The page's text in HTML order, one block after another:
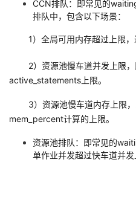
CCN排队：即常见的
排队中，包含以下场景：
1）全局可用内存超过上限，
2）资源池慢车道并发上限
active_statements 上限。
3）资源池慢车道内存上限
mem_percent计算的上限。
资源池排队：即常见的
单作业并发超过快车道并发